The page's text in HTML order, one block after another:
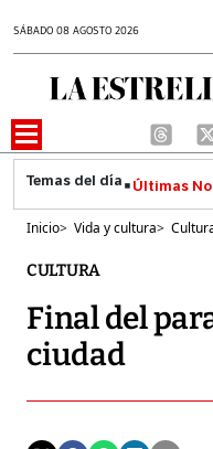
SÁBADO 08 AGOSTO 2026
Últimas
Inicio> Vida y cultura>
CULTURA
Final del
ciudad